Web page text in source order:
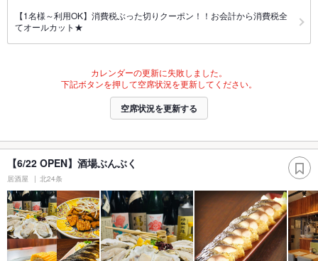
【1名様～利用OK】消費税ぶった切りクーポン！！お会計から消費税全
てオールカット★
カレンダーの更新に失敗しました。
下記ボタンを押して空席状況を更新してください。
空席状況を更新する
【6/22 OPEN】酒場ぶんぶく
居酒屋 北24条